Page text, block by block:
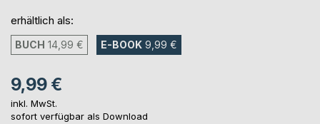
erhältlich als:
BUCH 14,99 € E-BOOK 9,99 €
9,99 €
inkl. MwSt.
sofort verfügbar als Download